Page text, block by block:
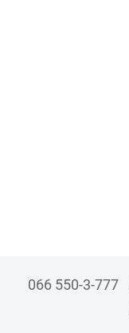
066 550-3-777